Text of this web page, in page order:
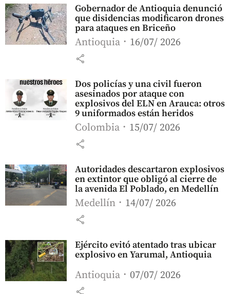
Gobernador de Antioquia denunció
que disidencias modificaron drones
para ataques en Briceño
Antioquia 16/07/ 2026
share
Dos policías y una civil fueron
asesinados por ataque con
explosivos del ELN en Arauca: otros
9 uniformados están heridos
Colombia 15/07/ 2026
share
Autoridades descartaron explosivos
en extintor que obligó al cierre de
la avenida El Poblado, en Medellín
Medellín 14/07/ 2026
share
Ejército evitó atentado tras ubicar
explosivo en Yarumal, Antioquia
Antioquia 07/07/ 2026
share